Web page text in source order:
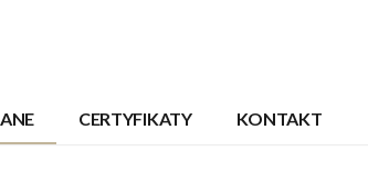
CERTYFIKATY KONTAKT